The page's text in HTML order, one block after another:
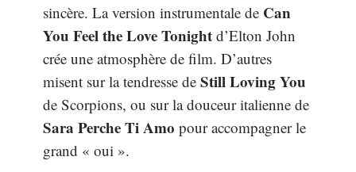
sincère. La version instrumentale de Can
You Feel the Love Tonight d’Elton John
crée une atmosphère de film. D’autres
misent sur la tendresse de Still Loving You
de Scorpions, ou sur la douceur italienne de
Sara Perche Ti Amo pour accompagner le
grand « oui ».